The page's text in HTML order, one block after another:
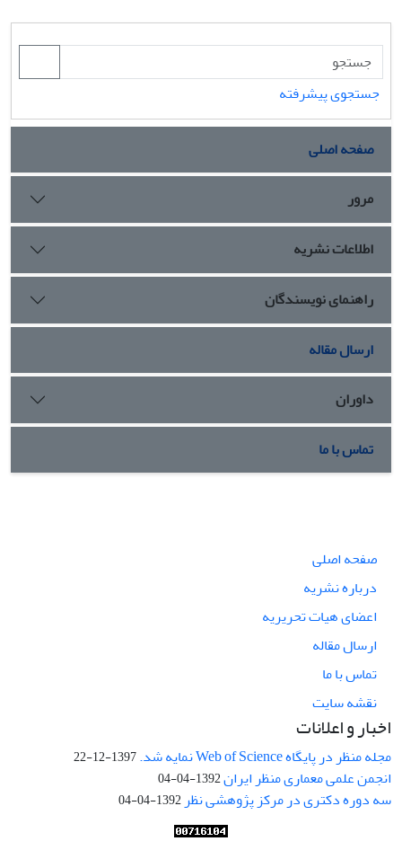
جستجوی پیشرفته
صفحه اصلی
مرور
اطلاعات نشریه
راهنمای نویسندگان
ارسال مقاله
داوران
تماس با ما
صفحه اصلی
درباره نشریه
اعضای هیات تحریریه
ارسال مقاله
تماس با ما
نقشه سایت
اخبار و اعلانات
مجله منظر در پایگاه Web of Science نمایه شد. 1397-12-22
انجمن علمی معماری منظر ایران1392-04-04
سه دوره دکتری در مرکز پژوهشی نظر 1392-04-04